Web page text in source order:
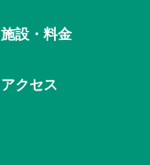
施設・料金
アクセス